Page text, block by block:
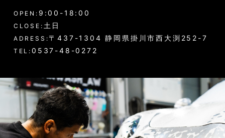
ホイール・タイヤの洗浄
エンジンルーム・タイヤハウスなど
ドア・トランクの内側（インナー）の洗浄
ゴムパーツの洗浄
各パーツの脱脂
OPEN: 9:00-18:00
CLOSE: 土日
ADRESS: 〒437-1304 静岡県掛川市西大渕252-7
TEL: 0537-48-0272